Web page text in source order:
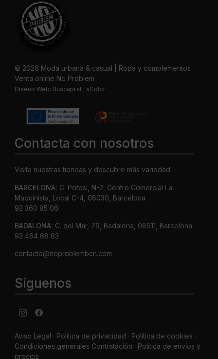
© 2026 Moda urbana & casual | Ropa y complementos
Venta online No Problem
Diseño Web: Buscaprat · aColor
Contacta con nosotros
Visita nuestras tiendas y descubre más variedad.
BARCELONA: C. Potosí, N-2, Centro Comercial La
Maquinista, Local C-4, 08030, Barcelona
93 360 85 06
BADALONA: C. del Mar, 79, Badalona, 08911, Barcelona
93 464 68 63
contacto@noproblembcn.com
Síguenos
Aviso Legal · Política de privacidad · Política de cookies ·
Condiciones generales Contratación · Política de envíos y
precios